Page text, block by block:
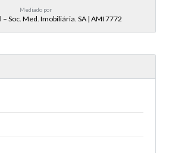
Mediado por
Soc. Med. Imobiliária. SA | AMI 7772